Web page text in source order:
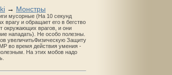
→ Монстры
мусорные (На 10 секунд
врагу и обращает его в бегство
окружающих врагов, и они
нападать). Не особо полезны.
увеличитьФизическую Защиту
во время действия умения -
На этих мобов надо